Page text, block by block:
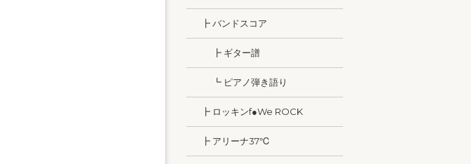
┣ バンドスコア
┣ ギター譜
┗ ピアノ弾き語り
┣ ロッキンf●We ROCK
┣ アリーナ37℃